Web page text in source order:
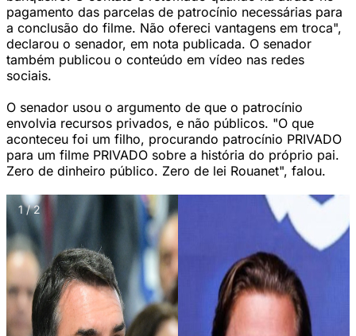
pagamento das parcelas de patrocínio necessárias para
a conclusão do filme. Não ofereci vantagens em troca",
declarou o senador, em nota publicada. O senador
também publicou o conteúdo em vídeo nas redes
sociais.
O senador usou o argumento de que o patrocínio
envolvia recursos privados, e não públicos. "O que
aconteceu foi um filho, procurando patrocínio PRIVADO
para um filme PRIVADO sobre a história do próprio pai.
Zero de dinheiro público. Zero de lei Rouanet", falou.
1 / 2